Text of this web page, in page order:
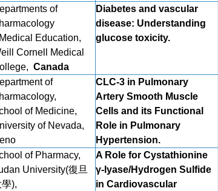
of
Education,
Cornell Medical
Canada
Diabetes and vascular
disease: Understanding
glucose toxicity.
of
of Medicine,
of Nevada,
CLC-3 in Pulmonary
Artery Smooth Muscle
Cells and its Functional
Role in Pulmonary
Hypertension.
of Pharmacy,
University(復旦
學),
A Role for Cystathionine
γ-lyase/Hydrogen Sulfide
in Cardiovascular